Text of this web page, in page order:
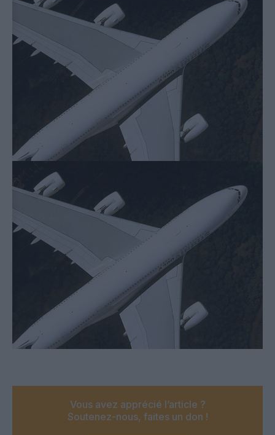
Vous avez apprécié l’article ?
Soutenez-nous, faites un don !